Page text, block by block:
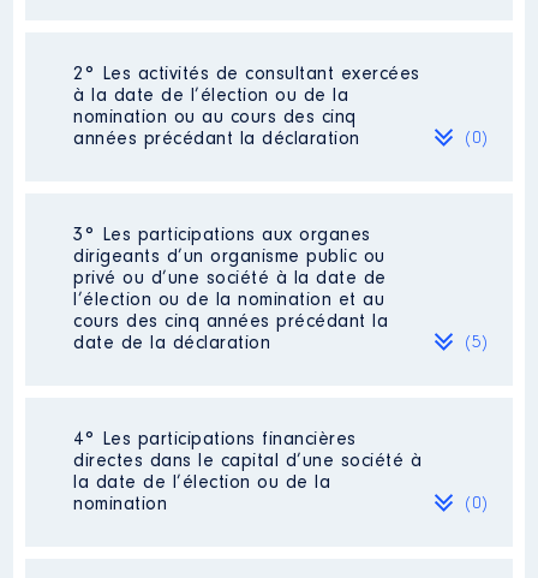
Description
: Centre de soutien
scolaire
Commentaire : La SARL a été
dissout le 31 decembre 2016
Rémunération ou gratification
:
Année Montant
2° Les activités de consultant exercées
à la date de l’élection ou de la
nomination ou au cours des cinq
années précédant la déclaration
(0)
Néant
3° Les participations aux organes
dirigeants d’un organisme public ou
privé ou d’une société à la date de
l’élection ou de la nomination et au
cours des cinq années précédant la
date de la déclaration
(5)
Description : membre titulaire
Organisme
4° Les participations financières
directes dans le capital d’une société à
la date de l’élection ou de la
nomination
(0)